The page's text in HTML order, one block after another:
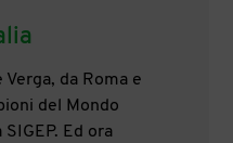
Verga, da Roma e
del Mondo
Ed ora